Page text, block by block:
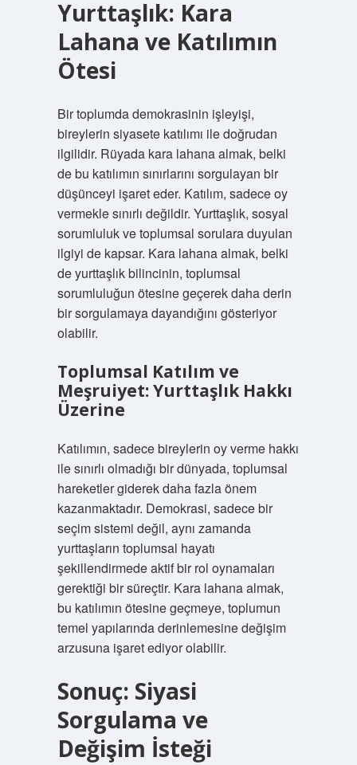
Yurttaşlık: Kara
Lahana ve Katılımın
Ötesi
Bir toplumda demokrasinin işleyişi,
bireylerin siyasete katılımı ile doğrudan
ilgilidir. Rüyada kara lahana almak, belki
de bu katılımın sınırlarını sorgulayan bir
düşünceyi işaret eder. Katılım, sadece oy
vermekle sınırlı değildir. Yurttaşlık, sosyal
sorumluluk ve toplumsal sorulara duyulan
ilgiyi de kapsar. Kara lahana almak, belki
de yurttaşlık bilincinin, toplumsal
sorumluluğun ötesine geçerek daha derin
bir sorgulamaya dayandığını gösteriyor
olabilir.
Toplumsal Katılım ve
Meşruiyet: Yurttaşlık Hakkı
Üzerine
Katılımın, sadece bireylerin oy verme hakkı
ile sınırlı olmadığı bir dünyada, toplumsal
hareketler giderek daha fazla önem
kazanmaktadır. Demokrasi, sadece bir
seçim sistemi değil, aynı zamanda
yurttaşların toplumsal hayatı
şekillendirmede aktif bir rol oynamaları
gerektiği bir süreçtir. Kara lahana almak,
bu katılımın ötesine geçmeye, toplumun
temel yapılarında derinlemesine değişim
arzusuna işaret ediyor olabilir.
Sonuç: Siyasi
Sorgulama ve
Değişim İsteği